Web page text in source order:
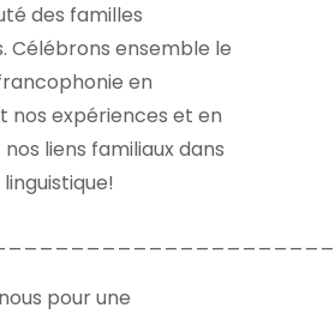
des familles
Célébrons ensemble le
en
nos expériences et en
liens familiaux dans
pour une